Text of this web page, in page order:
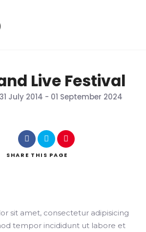
Live Festival
31 July 2014 - 01 September 2024
SHARE THIS PAGE
sit amet, consectetur adipisicing
tempor incididunt ut labore et